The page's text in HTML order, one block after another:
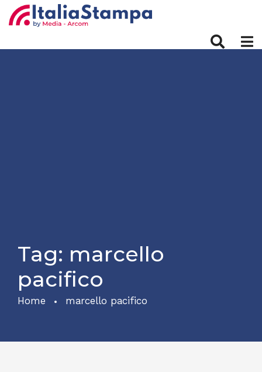
Tag: marcello
pacifico
Home marcello pacifico